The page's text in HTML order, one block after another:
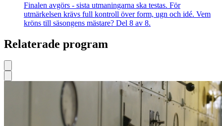
Finalen avgörs - sista utmaningarna ska testas. För
utmärkelsen krävs full kontroll över form, ugn och idé. Vem
kröns till säsongens mästare? Del 8 av 8.
Relaterade program